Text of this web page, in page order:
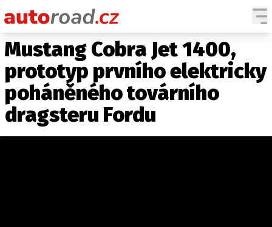
AUTA
TESTY AUT
NOVINKY
EKO
Mustang Cobra Jet 1400,
prototyp prvního elektricky
poháněného továrního
dragsteru Fordu